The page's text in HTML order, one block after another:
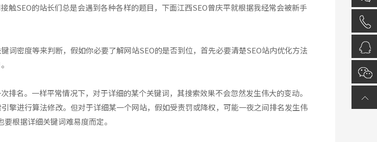
限公司达成合作
触SEO的站长们总是会遇到各种各样的题目，下面江西SEO曾庆平就根据我经常会被新手
词密度等来判断，假如你必要了解网站SEO的是否到位，首先必要清楚SEO站内优化方法
名。一样平常情况下，对于详细的某个关键词，其搜索效果不会忽然发生伟大的变动。
擎进行算法修改。但对于详细某一个网站，假如受责罚或降权，可能一夜之间排名发生伟
根据详细关键词难易度而定。